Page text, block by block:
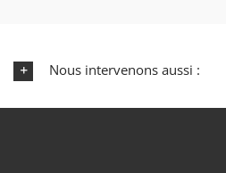
Nous intervenons aussi :